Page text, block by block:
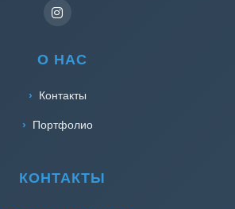
О НАС
Контакты
Портфолио
КОНТАКТЫ